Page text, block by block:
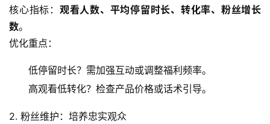
核心指标： 观看人数、平均停留时长、转化率、粉丝增长
数。
优化重点：
低停留时长？需加强互动或调整福利频率。
高观看低转化？检查产品价格或话术引导。
2. 粉丝维护：培养忠实观众